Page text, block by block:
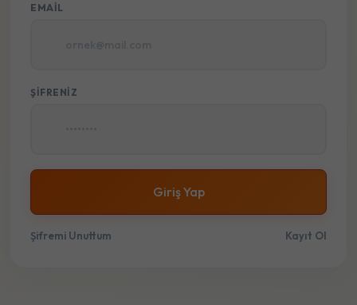
EMAIL
ŞIFRENIZ
Giriş Yap
Şifremi Unuttum Kayıt Ol